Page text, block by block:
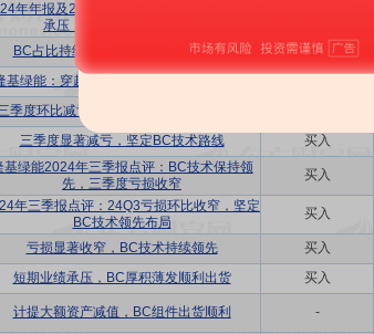
年年报及2025年一季报点评：盈利阶段性
承压，BC2.0产品优势显著
BC占比持续提升，财务稳健穿越周期 买入
基绿能：穿越行业寒冬，BC产品放量在即
季度环比减亏，HPBC二代产品放量在即
三季度显著减亏，坚定BC技术路线 买入
基绿能2024年三季报点评：BC技术保持领
先，三季度亏损收窄
买入
年三季报点评：24Q3亏损环比收窄，坚定
BC技术领先布局
买入
亏损显著收窄，BC技术持续领先 买入
短期业绩承压，BC厚积薄发顺利出货 买入
计提大额资产减值，BC组件出货顺利 -